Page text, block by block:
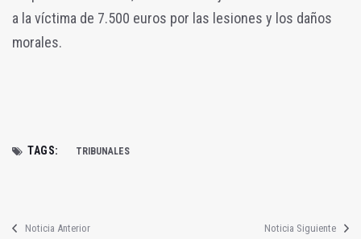
a la víctima de 7.500 euros por las lesiones y los daños
morales.
TAGS: TRIBUNALES
Noticia Anterior Noticia Siguiente